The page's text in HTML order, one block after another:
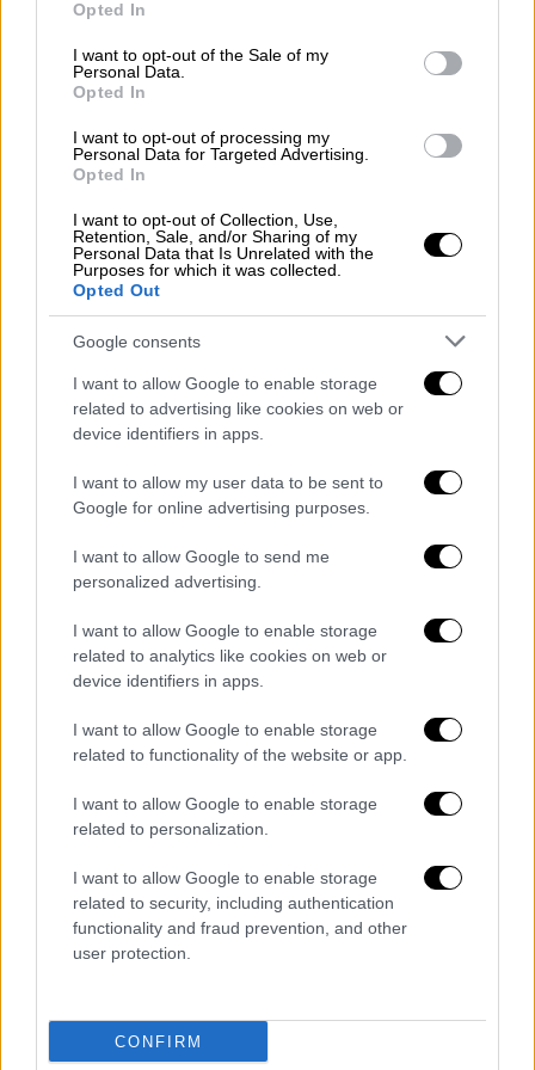
use your data for below specified purposes in below Google
consent section.
Opted In
I want to opt-out of the Sale of my
Personal Data.
Opted In
I want to opt-out of processing my
Personal Data for Targeted Advertising.
Opted In
I want to opt-out of Collection, Use,
Retention, Sale, and/or Sharing of my
Personal Data that Is Unrelated with the
Purposes for which it was collected.
Opted Out
Google consents
I want to allow Google to enable storage
related to advertising like cookies on web or
device identifiers in apps.
I want to allow my user data to be sent to
Google for online advertising purposes.
I want to allow Google to send me
personalized advertising.
I want to allow Google to enable storage
related to analytics like cookies on web or
device identifiers in apps.
I want to allow Google to enable storage
related to functionality of the website or app.
I want to allow Google to enable storage
related to personalization.
I want to allow Google to enable storage
related to security, including authentication
functionality and fraud prevention, and other
user protection.
CONFIRM
των οπαδών του, ενώ ο Εργκίν Αταμάν
δέχθηκε χρηματική ποινή 10 χιλιάδων ευρώ
για πράξεις που οδήγησαν στην αντικανονική
διακοπή της ροής του αγώνα, όπως αναφέρει
η διοργανώτρια αρχή.
Τέλος, πρόστιμο 10 χιλιάδων ευρώ για
υβριστικά συνθήματα επιβλήθηκε και στον
Ολυμπιακό, ενώ 5 χιλιάδες ευρώ θα κληθεί
να πληρώσει η Φενέρμπαχτσε για τον ίδιο
λόγο.
Η ανακοίνωση της Euroleague
Αναλυτικά η ανακοίνωση: “Ο Ολυμπιακός
Πειραιώς τιμωρήθηκε με πρόστιμο 10.000
ευρώ για προσβλητικά συνθήματα από τους
οπαδούς του, σύμφωνα με το άρθρο 29.2.στ)
του Πειθαρχικού Κώδικα της Euroleague
Basketball.
Ο Παναθηναϊκός AKTOR τιμωρήθηκε με
πρόστιμο 7.000 ευρώ για προσβλητικά
συνθήματα από τους οπαδούς του, σύμφωνα
με το άρθρο 29.2.στ) του Πειθαρχικού
Κώδικα της Euroleague Basketball.
Η Φενέρμπαχτσε τιμωρήθηκε με πρόστιμο
5.000 ευρώ για προσβλητικά συνθήματα από
τους οπαδούς της, σύμφωνα με το άρθρο
29.2.στ) του Πειθαρχικού Κώδικα της
Euroleague Basketball.
πρόστιμο 10.000 ευρώ για την εκτέλεση